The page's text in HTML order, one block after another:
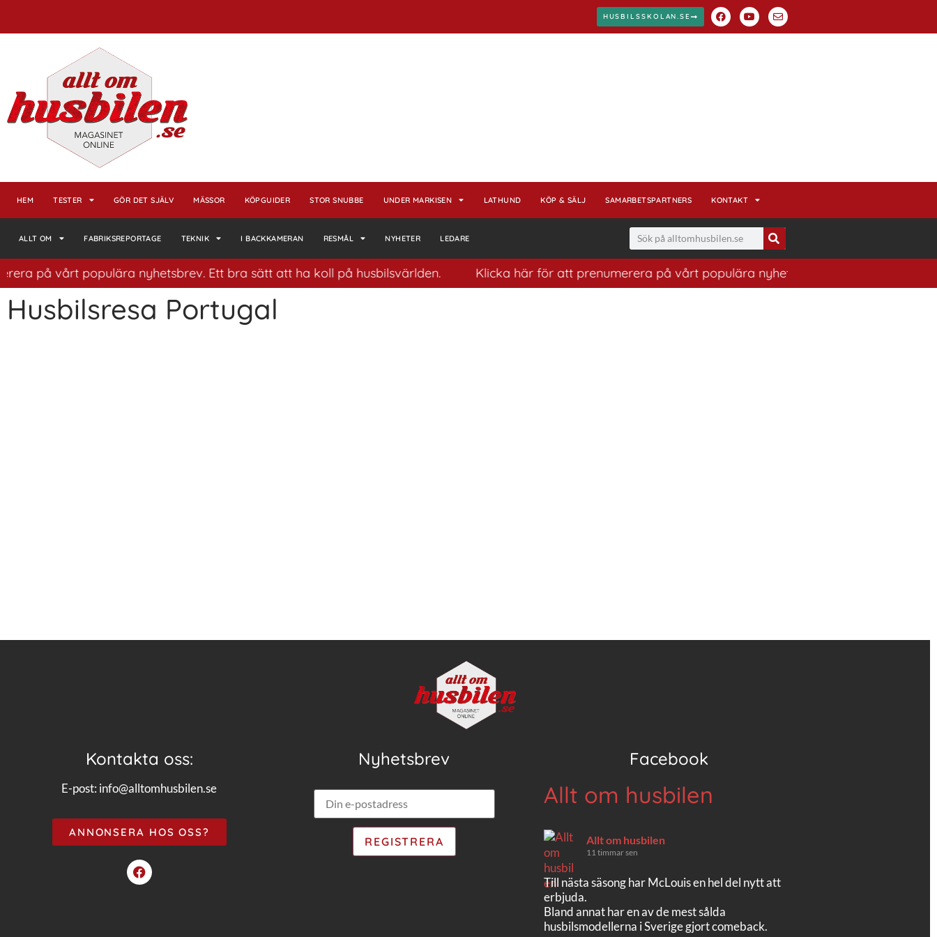
HUSBILSSKOLAN.SE
HEM TESTER GÖR DET SJÄLV MÄSSOR KÖPGUIDER STOR SNUBBE UNDER MARKISEN LATHUND KÖP & SÄLJ SAMARBETSPARTNERS KONTAKT
ALLT OM FABRIKSREPORTAGE TEKNIK I BACKKAMERAN RESMÅL NYHETER LEDARE
på vårt populära nyhetsbrev. Ett bra sätt att ha koll på husbilsvärlden. Klicka här för att prenumerera på vårt populära nyhetsbrev. Ett bra sätt att ha
Husbilsresa Portugal
Kontakta oss:
E-post: info@alltomhusbilen.se
ANNONSERA HOS OSS?
Nyhetsbrev Facebook
Allt om husbilen
Allt om husbilen
11 timmar sen
Till nästa säsong har McLouis en hel del nytt att
erbjuda.
Bland annat har en av de mest sålda
husbilsmodellerna i Sverige gjort comeback.